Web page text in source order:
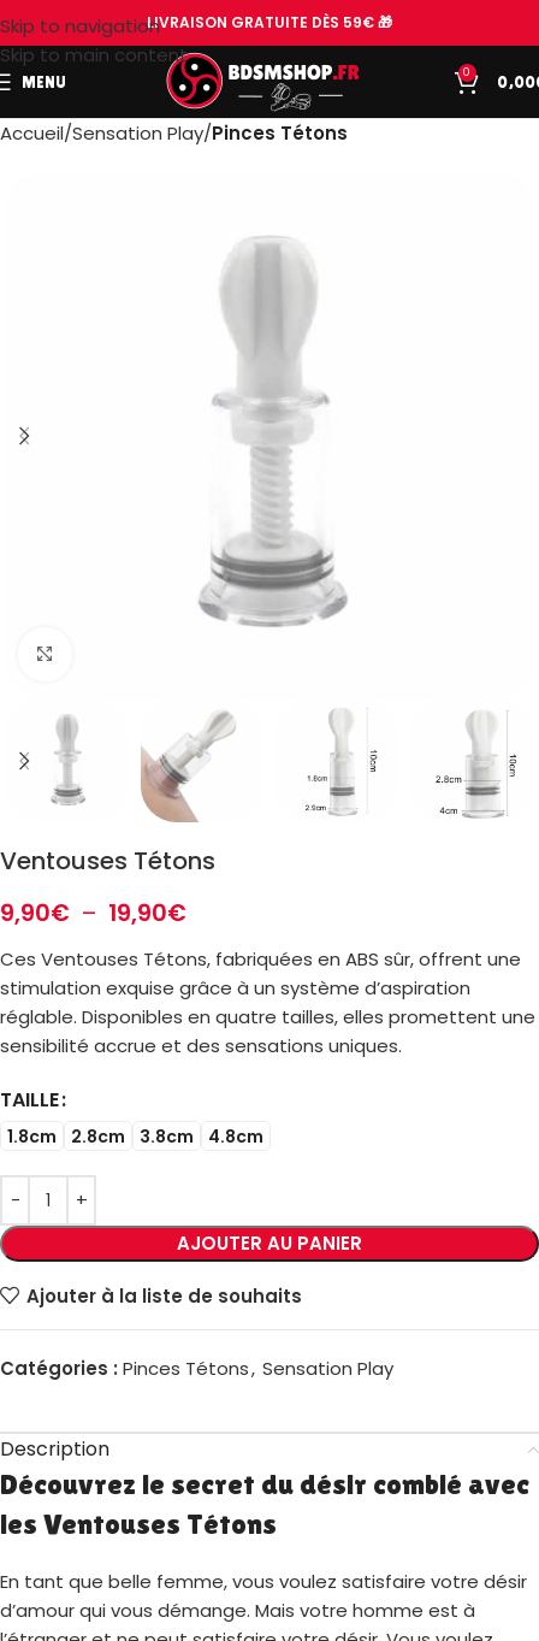
Skip to navigation
Skip to main content
LIVRAISON GRATUITE DÈS 59€ 🎁
MENU
0
0,00
Accueil Sensation Play Pinces Tétons
Ventouses Tétons
9,90€ – 19,90€
Ces Ventouses Tétons, fabriquées en ABS sûr, offrent une
stimulation exquise grâce à un système d’aspiration
réglable. Disponibles en quatre tailles, elles promettent une
sensibilité accrue et des sensations uniques.
TAILLE
1.8cm 2.8cm 3.8cm 4.8cm
AJOUTER AU PANIER
Ajouter à la liste de souhaits
Catégories : Pinces Tétons, Sensation Play
Description
Découvrez le secret du désir comblé avec
les Ventouses Tétons
En tant que belle femme, vous voulez satisfaire votre désir
d’amour qui vous démange. Mais votre homme est à